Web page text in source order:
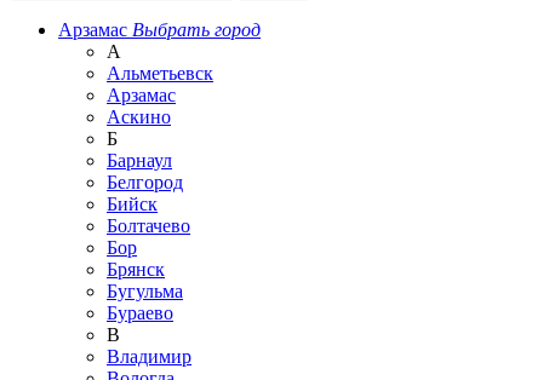
Арзамас Выбрать город
А
Альметьевск
Арзамас
Аскино
Б
Барнаул
Белгород
Бийск
Болтачево
Бор
Брянск
Бугульма
Бураево
В
Владимир